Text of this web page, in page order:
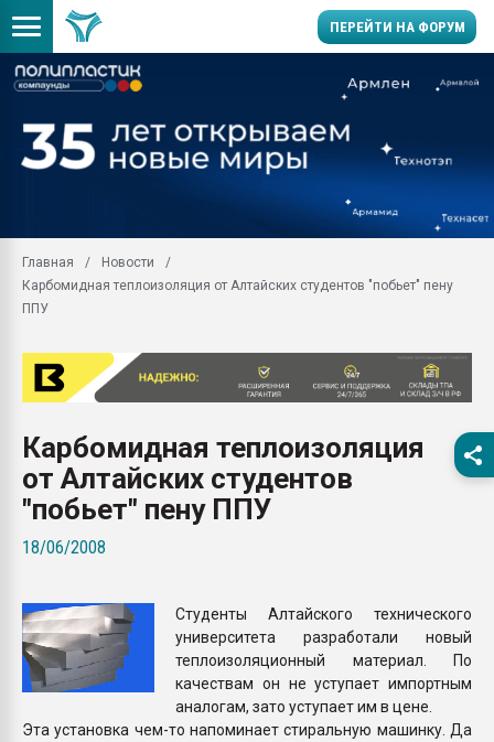
ПЕРЕЙТИ НА ФОРУМ
производство SPC
заводу пластмасс"
28.07.2026
первый план в
28.07.2026
ситуацией на
Главная
Новости
Карбомидная теплоизоляция от Алтайских студентов "побьет" пену
ППУ
Карбомидная теплоизоляция
от Алтайских студентов
"побьет" пену ППУ
18/06/2008
Студенты Алтайского технического
университета разработали новый
теплоизоляционный материал. По
качествам он не уступает импортным
аналогам, зато уступает им в цене.
Эта установка чем-то напоминает стиральную машинку. Да